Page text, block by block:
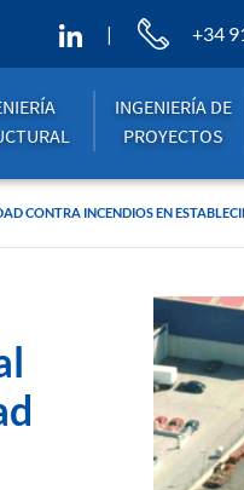
INGENIERÍA DE
PROYECTOS
+34
CONTRA INCENDIOS EN